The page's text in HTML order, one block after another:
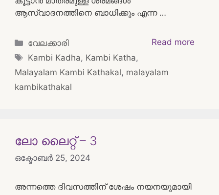
ആസ്വാദനത്തിനെ ബാധിക്കും എന്ന …
Read more
Categories
വേലക്കാരി
Tags
Kambi Kadha, Kambi Katha,
Malayalam Kambi Kathakal, malayalam
kambikathakal
ലോ ലൈറ്റ് – 3
ഒക്ടോബർ 25, 2024
അന്നത്തെ ദിവസത്തിന് ശേഷം നയനയുമായി